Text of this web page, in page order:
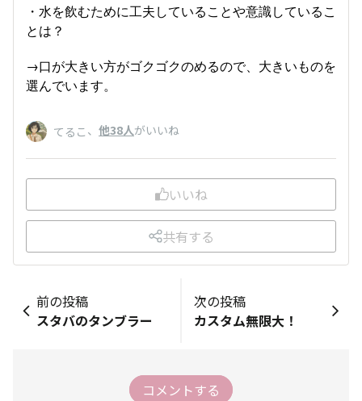
・水を飲むために工夫していることや意識しているこ
とは？
→口が大きい方がゴクゴクのめるので、大きいものを
選んでいます。
てるこ 、 他38人がいいね
いいね
共有する
前の投稿
スタバのタンブラー
次の投稿
カスタム無限大！
コメントする